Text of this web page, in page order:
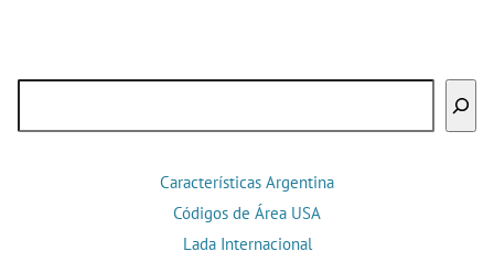
Características Argentina
Códigos de Área USA
Lada Internacional